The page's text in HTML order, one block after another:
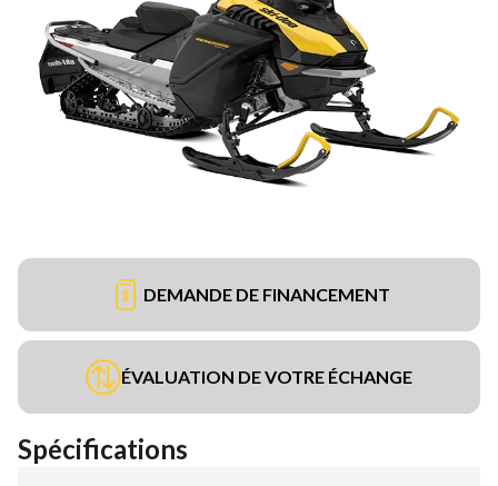
DEMANDE DE FINANCEMENT
ÉVALUATION DE VOTRE ÉCHANGE
Spécifications